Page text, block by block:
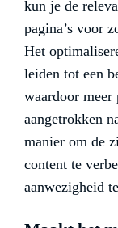
kun je de
pagina’s voor
Het
leiden tot een
waardoor meer
aangetrokken
manier om de
content te
aanwezigheid